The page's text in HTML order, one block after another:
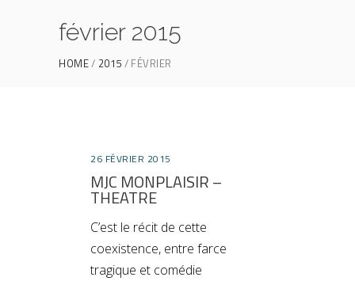
février 2015
HOME 2015 FÉVRIER
26 FÉVRIER 2015
MJC MONPLAISIR –
THEATRE
C’est le récit de cette
coexistence, entre farce
tragique et comédie